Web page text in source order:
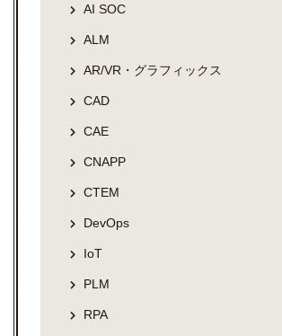
AI SOC
ALM
AR/VR・グラフィックス
CAD
CAE
CNAPP
CTEM
DevOps
IoT
PLM
RPA